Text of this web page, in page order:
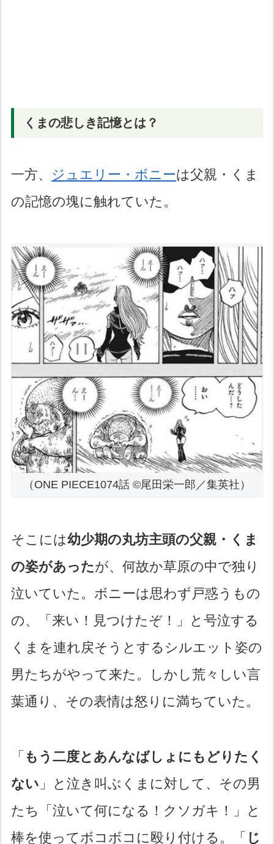
くまの悲しき記憶とは？
一方、 ジュエリー・ボニーは父親・くま
の記憶の塊に触れていた。
（ONE PIECE1074話 ©尾田栄一郎／集英社）
そこには幼少期の丸坊主頭の父親・くま
の姿があったが、何故か草原の中で独り
泣いていた。ボニーは思わず戸惑うもの
の、「来い！見つけたぞ！」と号泣する
くまを連れ戻そうとするシルエット姿の
男たちがやって来た。しかし荒々しい言
葉通り、その表情は怒りに満ちていた。
「 もう二度とあんなばしょにもどりたく
ない 」と泣き叫ぶくまに対して、その男
たち「泣いて何になる！クソガキ！」と
棒を使ってボコボコに殴り付ける。「 じ